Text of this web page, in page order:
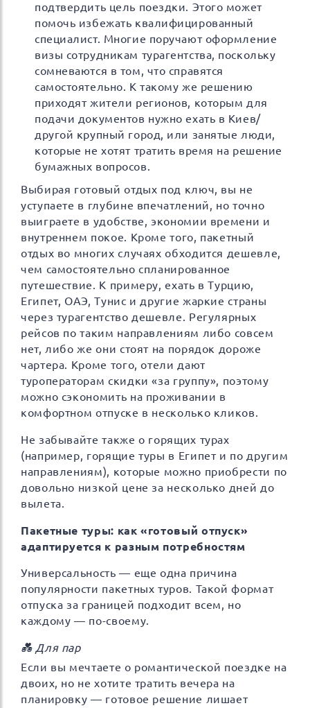
подтвердить цель поездки. Этого может
помочь избежать квалифицированный
специалист. Многие поручают оформление
визы сотрудникам турагентства, поскольку
сомневаются в том, что справятся
самостоятельно. К такому же решению
приходят жители регионов, которым для
подачи документов нужно ехать в Киев/
другой крупный город, или занятые люди,
которые не хотят тратить время на решение
бумажных вопросов.
Выбирая готовый отдых под ключ, вы не
уступаете в глубине впечатлений, но точно
выиграете в удобстве, экономии времени и
внутреннем покое. Кроме того, пакетный
отдых во многих случаях обходится дешевле,
чем самостоятельно спланированное
путешествие. К примеру, ехать в Турцию,
Египет, ОАЭ, Тунис и другие жаркие страны
через турагентство дешевле. Регулярных
рейсов по таким направлениям либо совсем
нет, либо же они стоят на порядок дороже
чартера. Кроме того, отели дают
туроператорам скидки «за группу», поэтому
можно сэкономить на проживании в
комфортном отпуске в несколько кликов.
Не забывайте также о горящих турах
(например, горящие туры в Египет и по другим
направлениям), которые можно приобрести по
довольно низкой цене за несколько дней до
вылета.
Пакетные туры: как «готовый отпуск»
адаптируется к разным потребностям
Универсальность — еще одна причина
популярности пакетных туров. Такой формат
отпуска за границей подходит всем, но
каждому — по-своему.
💑 Для пар
Если вы мечтаете о романтической поездке на
двоих, но не хотите тратить вечера на
планировку — готовое решение лишает